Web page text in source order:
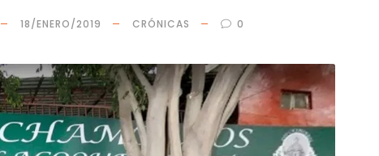
18/ENERO/2019 CRÓNICAS 0